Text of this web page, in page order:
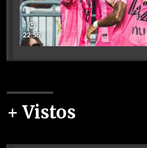
🕑
22:55
+ Vistos